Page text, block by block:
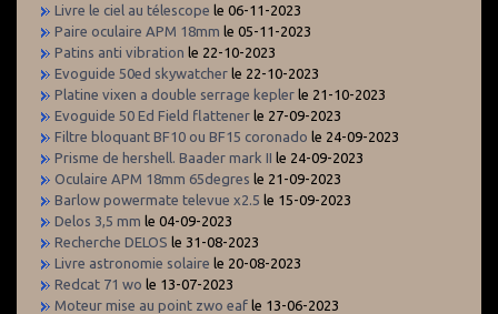
Livre le ciel au télescope le 06-11-2023
Paire oculaire APM 18mm le 05-11-2023
Patins anti vibration le 22-10-2023
Evoguide 50ed skywatcher le 22-10-2023
Platine vixen a double serrage kepler le 21-10-2023
Evoguide 50 Ed Field flattener le 27-09-2023
Filtre bloquant BF10 ou BF15 coronado le 24-09-2023
Prisme de hershell. Baader mark II le 24-09-2023
Oculaire APM 18mm 65degres le 21-09-2023
Barlow powermate televue x2.5 le 15-09-2023
Delos 3,5 mm le 04-09-2023
Recherche DELOS le 31-08-2023
Livre astronomie solaire le 20-08-2023
Redcat 71 wo le 13-07-2023
Moteur mise au point zwo eaf le 13-06-2023